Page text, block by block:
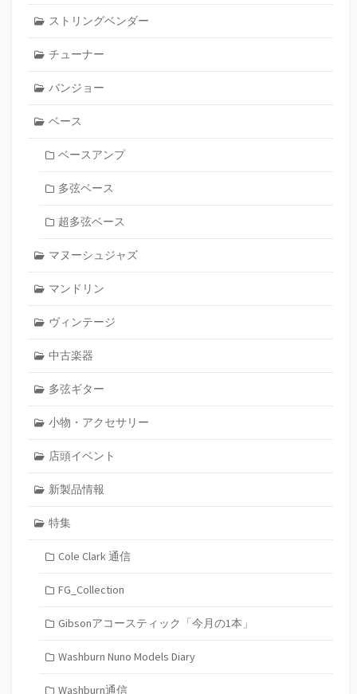
ストリングベンダー
チューナー
バンジョー
ベース
ベースアンプ
多弦ベース
超多弦ベース
マヌーシュジャズ
マンドリン
ヴィンテージ
中古楽器
多弦ギター
小物・アクセサリー
店頭イベント
新製品情報
特集
Cole Clark 通信
FG_Collection
Gibsonアコースティック「今月の1本」
Washburn Nuno Models Diary
Washburn通信